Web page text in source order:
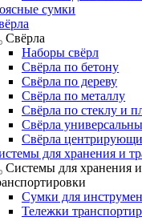
сумки
Свёрла
Наборы свёрл
Свёрла по бетону
Свёрла по дереву
Свёрла по металлу
Свёрла по стеклу и
Свёрла
Свёрла
для хранения и
Системы для хранения и
Сумки для
Тележки